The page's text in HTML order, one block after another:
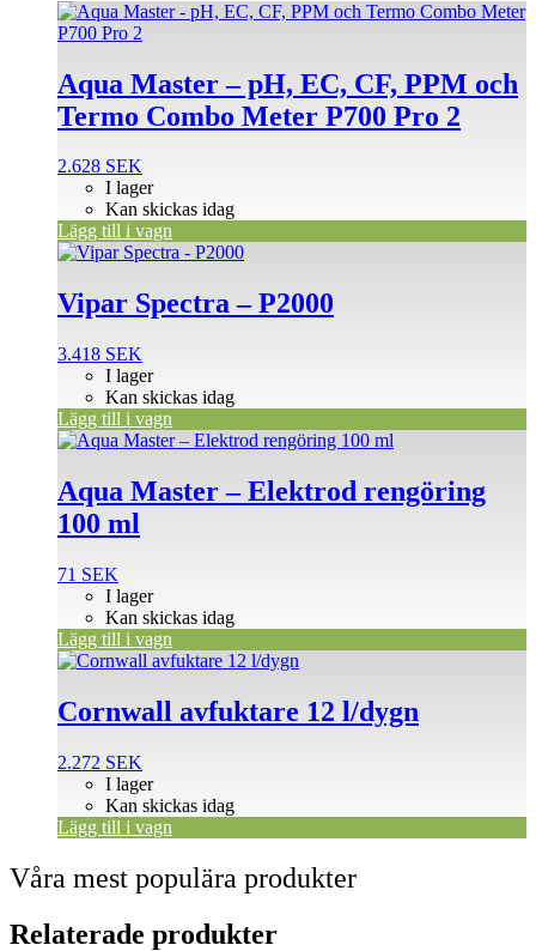
Aqua Master – pH, EC, CF, PPM och
Termo Combo Meter P700 Pro 2
2.628 SEK
I lager
Kan skickas idag
Lägg till i vagn
Vipar Spectra – P2000
3.418 SEK
I lager
Kan skickas idag
Lägg till i vagn
Aqua Master – Elektrod rengöring
100 ml
71 SEK
I lager
Kan skickas idag
Lägg till i vagn
Cornwall avfuktare 12 l/dygn
2.272 SEK
I lager
Kan skickas idag
Lägg till i vagn
Våra mest populära produkter
Relaterade produkter